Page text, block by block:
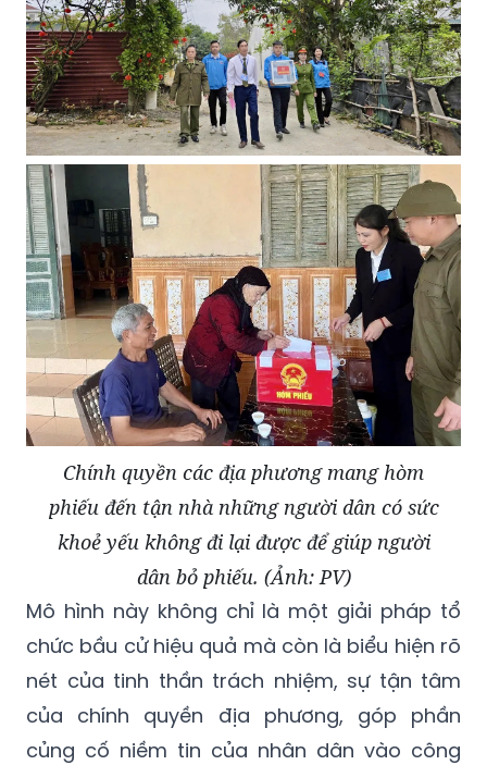
Chính quyền các địa phương mang hòm
phiếu đến tận nhà những người dân có sức
khoẻ yếu không đi lại được để giúp người
dân bỏ phiếu. (Ảnh: PV)
Mô hình này không chỉ là một giải pháp tổ
chức bầu cử hiệu quả mà còn là biểu hiện rõ
nét của tinh thần trách nhiệm, sự tận tâm
của chính quyền địa phương, góp phần
củng cố niềm tin của nhân dân vào công